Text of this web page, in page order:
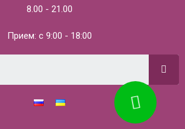
8.00 - 21.00
Прием: с 9:00 - 18:00